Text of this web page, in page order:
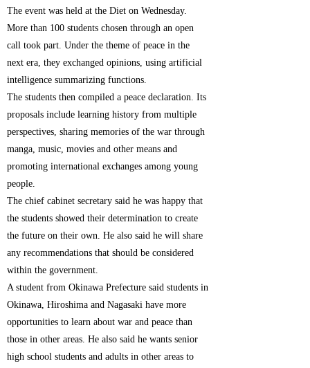
The event was held at the Diet on Wednesday.
More than 100 students chosen through an open
call took part. Under the theme of peace in the
next era, they exchanged opinions, using artificial
intelligence summarizing functions.
The students then compiled a peace declaration. Its
proposals include learning history from multiple
perspectives, sharing memories of the war through
manga, music, movies and other means and
promoting international exchanges among young
people.
The chief cabinet secretary said he was happy that
the students showed their determination to create
the future on their own. He also said he will share
any recommendations that should be considered
within the government.
A student from Okinawa Prefecture said students in
Okinawa, Hiroshima and Nagasaki have more
opportunities to learn about war and peace than
those in other areas. He also said he wants senior
high school students and adults in other areas to